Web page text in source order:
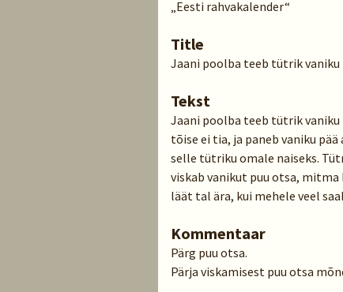
„Eesti rahvakalender“
Title
Jaani poolba teeb tütrik
Tekst
Jaani poolba teeb tütrik
tõise ei tia, ja paneb vaniku
selle tütriku omale naiseks.
viskab vanikut puu otsa, mitma
läät tal ära, kui mehele veel
Kommentaar
Pärg puu otsa.
Pärja viskamisest puu otsa